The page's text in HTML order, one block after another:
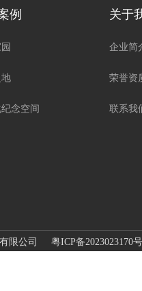
例
念空间
关于
企业简
荣誉资
联系我
限公司 粤ICP备2023023170号